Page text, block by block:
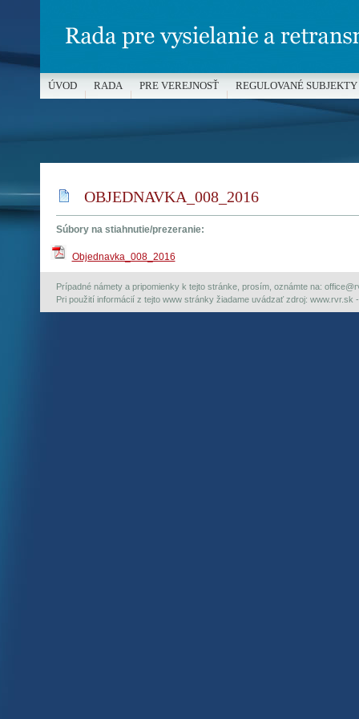
OBJEDNAVKA_008_2016
Súbory na stiahnutie/prezeranie:
Objednavka_008_2016
Prípadné námety a pripomienky k tejto stránke, prosím, oznámte na:
Pri použití informácií z tejto www stránky žiadame uvádzať zdroj: www.rvr.sk
ÚVOD RADA PRE VEREJNOSŤ REGULOVANÉ SUBJEKTY